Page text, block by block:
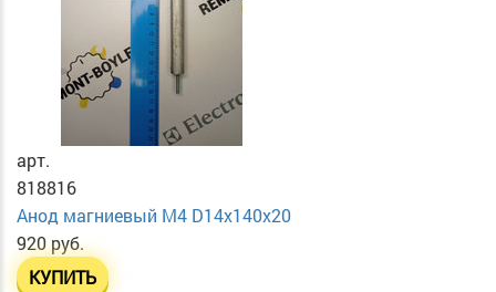
арт.
818816
Анод магниевый М4 D14х140х20
920 руб.
КУПИТЬ